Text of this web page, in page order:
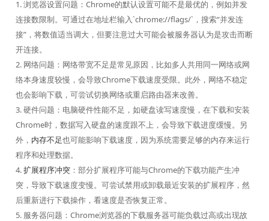
1. 浏览器设置问题：Chrome的默认设置可能不是最优的，例如并发
连接数限制。可通过在地址栏输入`chrome://flags/`，搜索“并发连
接”，将数值适当调大，但要注意过大可能会被服务器认为是攻击而断
开连接。
2. 网络问题：网络带宽不足是常见原因，比如多人共用同一网络或网
络本身速度较慢，会导致Chrome下载速度受限。此外，网络不稳定
也会影响下载，可尝试切换网络或重启路由器来改善。
3. 硬件问题：电脑硬件性能不足，如硬盘读写速度慢，在下载和安装
Chrome时，数据写入硬盘的速度跟不上，会导致下载进度缓慢。另
外， 内存不足也可能影响下载速度，因为系统需要足够的内存来运行
程序和处理数据。
4.扩展程序冲突：部分扩展程序可能与Chrome的下载功能产生冲
突，导致下载速度变慢。可尝试禁用或卸载最近安装的扩展程序，然
后重新进行下载操作，看速度是否恢复正常。
5. 服务器问题：Chrome浏览器的下载服务器可能负载过高或出现故